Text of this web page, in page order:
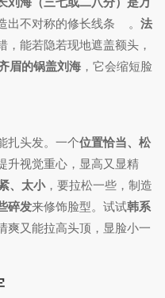
出不对称的修长线条 。法
，能若隐若现地遮盖额头，
眉的锅盖刘海 ，它会缩短脸
扎头发。一个位置恰当、松
升视觉重心，显高又显精
、太小，要拉松一些，制造
碎发来修饰脸型。试试韩系
爽又能拉高头顶，显脸小一